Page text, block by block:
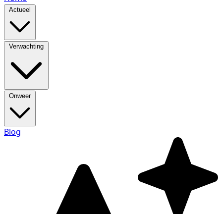
Actueel
Verwachting
Onweer
Blog